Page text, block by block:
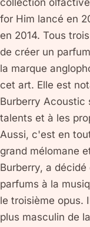
collection
for Him lancé en
en 2014. Tous
de créer un
la marque
cet art. Elle est
Burberry Acoustic
talents et à les
Aussi, c'est en
grand mélomane
Burberry, a
parfums à la
le troisième opus.
plus masculin de